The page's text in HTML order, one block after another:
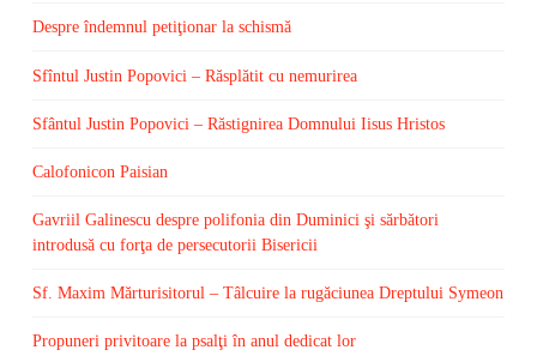
Despre îndemnul petiţionar la schismă
Sfîntul Justin Popovici – Răsplătit cu nemurirea
Sfântul Justin Popovici – Răstignirea Domnului Iisus Hristos
Calofonicon Paisian
Gavriil Galinescu despre polifonia din Duminici şi sărbători
introdusă cu forţa de persecutorii Bisericii
Sf. Maxim Mărturisitorul – Tâlcuire la rugăciunea Dreptului Symeon
Propuneri privitoare la psalţi în anul dedicat lor